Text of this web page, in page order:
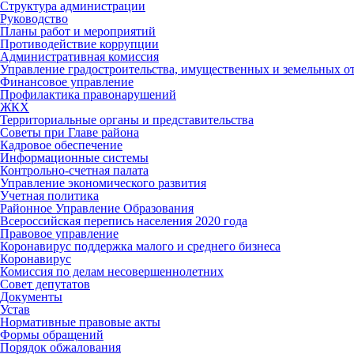
Структура администрации
Руководство
Планы работ и мероприятий
Противодействие коррупции
Административная комиссия
Управление градостроительства, имущественных и земельных
Финансовое управление
Профилактика правонарушений
ЖКХ
Территориальные органы и представительства
Советы при Главе района
Кадровое обеспечение
Информационные системы
Контрольно-счетная палата
Управление экономического развития
Учетная политика
Районное Управление Образования
Всероссийская перепись населения 2020 года
Правовое управление
Коронавирус поддержка малого и среднего бизнеса
Коронавирус
Комиссия по делам несовершеннолетних
Совет депутатов
Документы
Устав
Нормативные правовые акты
Формы обращений
Порядок обжалования